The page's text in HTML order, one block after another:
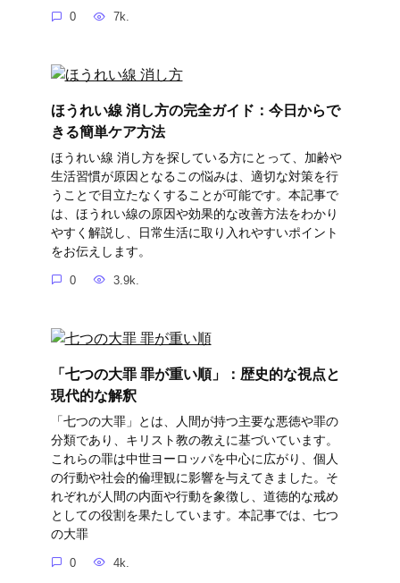
0 7k.
ほうれい線 消し方の完全ガイド：今日からで
きる簡単ケア方法
ほうれい線 消し方を探している方にとって、加齢や
生活習慣が原因となるこの悩みは、適切な対策を行
うことで目立たなくすることが可能です。本記事で
は、ほうれい線の原因や効果的な改善方法をわかり
やすく解説し、日常生活に取り入れやすいポイント
をお伝えします。
0 3.9k.
「七つの大罪 罪が重い順」：歴史的な視点と
現代的な解釈
「七つの大罪」とは、人間が持つ主要な悪徳や罪の
分類であり、キリスト教の教えに基づいています。
これらの罪は中世ヨーロッパを中心に広がり、個人
の行動や社会的倫理観に影響を与えてきました。そ
れぞれが人間の内面や行動を象徴し、道徳的な戒め
としての役割を果たしています。本記事では、七つ
の大罪
0 4k.